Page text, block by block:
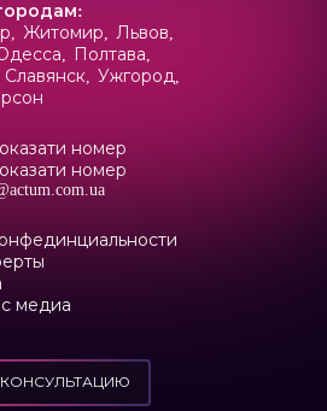
:
Житомир,
Львов,
Полтава,
Славянск,
Ужгород,
номер
номер
медиа
КОНСУЛЬТАЦИЮ